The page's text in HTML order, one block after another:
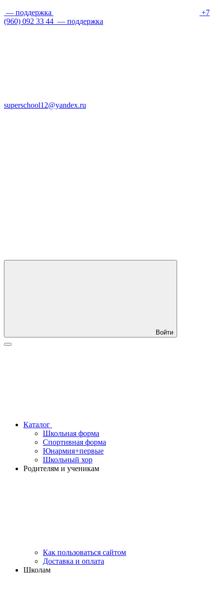
— поддержка
+7
(960) 092 33 44 — поддержка
superschool12@yandex.ru
Войти
Каталог
Школьная форма
Спортивная форма
Юнармия+первые
Школьный хор
Родителям и ученикам
Как пользоваться сайтом
Доставка и оплата
Школам